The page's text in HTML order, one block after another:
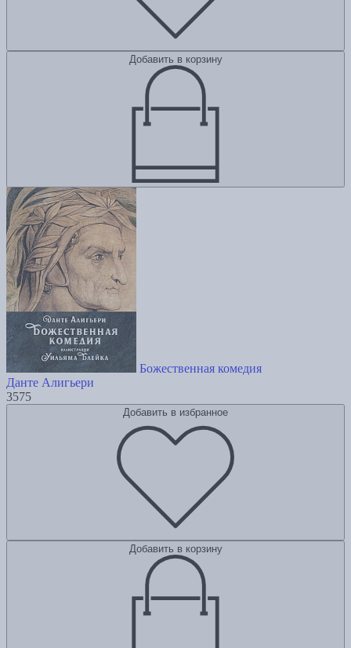
Добавить в корзину
Божественная комедия
Данте Алигьери
3575
Добавить в избранное
Добавить в корзину